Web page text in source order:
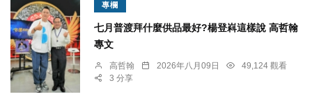
專欄
七月普渡拜什麼供品最好?楊登嵙這樣說 高哲翰
專文
高哲翰 2026年八月09日
49,124 觀看
3 分享